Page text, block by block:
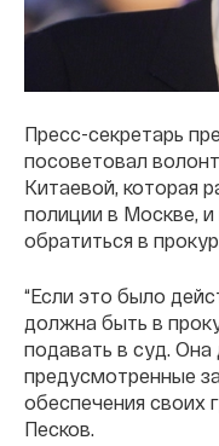
Пресс-секретарь
посоветовал
Китаевой, которая
полиции в Москве, и
обратиться в
“Если это было
должна быть в
подавать в суд.
предусмотренные
обеспечения своих
Песков.